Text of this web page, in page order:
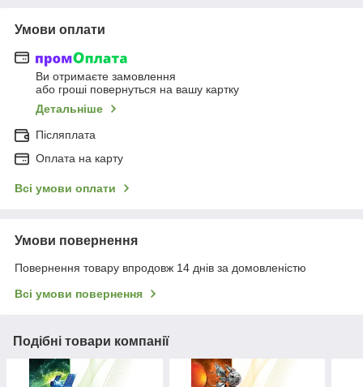
Умови оплати
Ви отримаєте замовлення
або гроші повернуться на вашу картку
Детальніше
Післяплата
Оплата на карту
Всі умови оплати
Умови повернення
Повернення товару впродовж 14 днів за домовленістю
Всі умови повернення
Подібні товари компанії